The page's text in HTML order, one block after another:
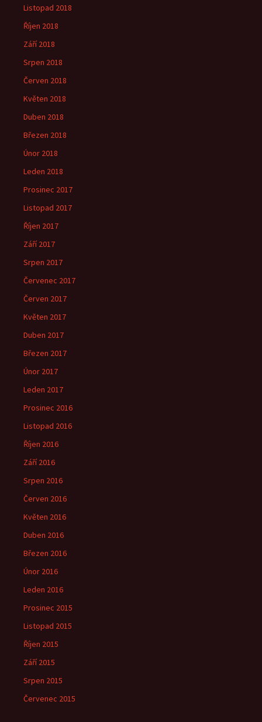
Listopad 2018
Říjen 2018
Září 2018
Srpen 2018
Červen 2018
Květen 2018
Duben 2018
Březen 2018
Únor 2018
Leden 2018
Prosinec 2017
Listopad 2017
Říjen 2017
Září 2017
Srpen 2017
Červenec 2017
Červen 2017
Květen 2017
Duben 2017
Březen 2017
Únor 2017
Leden 2017
Prosinec 2016
Listopad 2016
Říjen 2016
Září 2016
Srpen 2016
Červen 2016
Květen 2016
Duben 2016
Březen 2016
Únor 2016
Leden 2016
Prosinec 2015
Listopad 2015
Říjen 2015
Září 2015
Srpen 2015
Červenec 2015